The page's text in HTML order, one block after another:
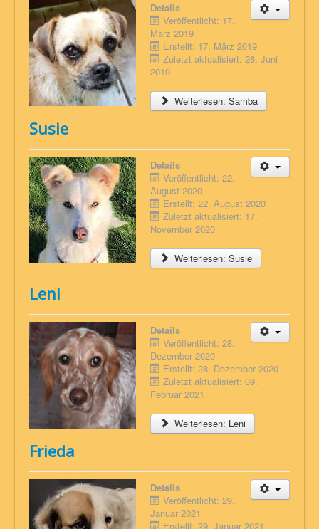
Details
Veröffentlicht: 17.
März 2019
Erstellt: 17. März 2019
Zuletzt aktualisiert: 26. Juni
2019
Weiterlesen: Samba
Susie
Details
Veröffentlicht: 22.
August 2020
Erstellt: 22. August 2020
Zuletzt aktualisiert: 17.
November 2020
Weiterlesen: Susie
Leni
Details
Veröffentlicht: 28.
Dezember 2020
Erstellt: 28. Dezember 2020
Zuletzt aktualisiert: 09.
Februar 2021
Weiterlesen: Leni
Frieda
Details
Veröffentlicht: 29.
Januar 2021
Erstellt: 29. Januar 2021